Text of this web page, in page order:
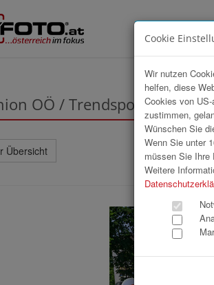
OÖ / Trendsportfestival
Übersicht
Cookie
Wir nutzen
helfen, diese
Cookies von
zustimmen,
Wünschen Sie
Wenn Sie unter
müssen Sie Ihre
Weitere